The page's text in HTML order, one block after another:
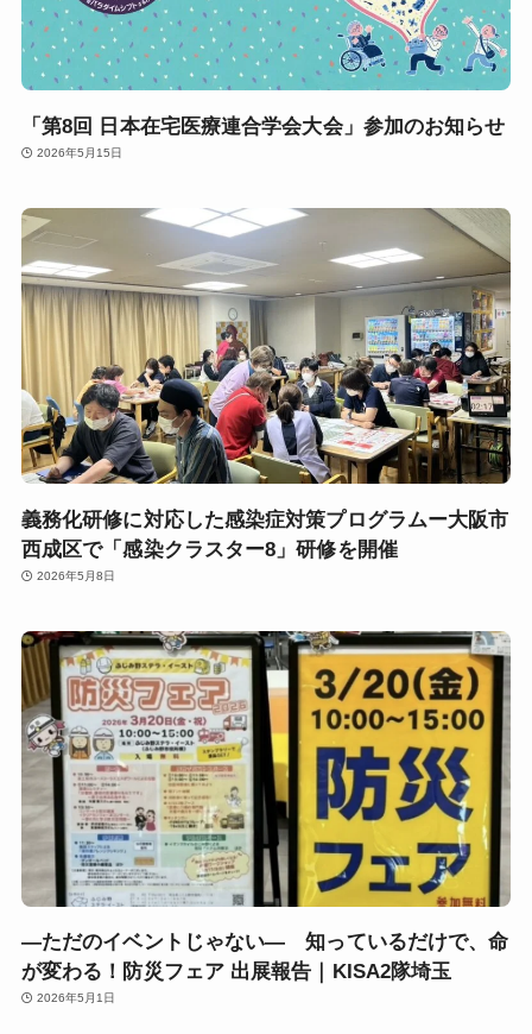
「第8回 日本在宅医療連合学会大会」参加のお知らせ
2026年5月15日
義務化研修に対応した感染症対策プログラムー大阪市
西成区で「感染クラスター8」研修を開催
2026年5月8日
―ただのイベントじゃない― 知っているだけで、命
が変わる！防災フェア 出展報告｜KISA2隊埼玉
2026年5月1日